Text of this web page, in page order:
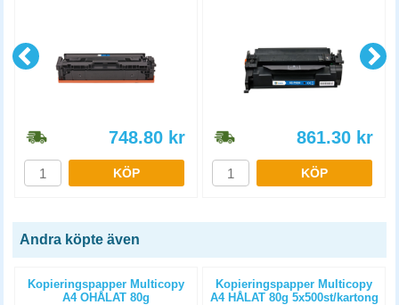
748.80 kr
KÖP
861.30 kr
KÖP
Andra köpte även
Kopieringspapper Multicopy
A4 OHÅLAT 80g
Kopieringspapper Multicopy
A4 HÅLAT 80g 5x500st/kartong